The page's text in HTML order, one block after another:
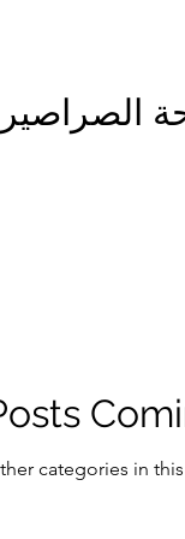
الصراصير
categories in